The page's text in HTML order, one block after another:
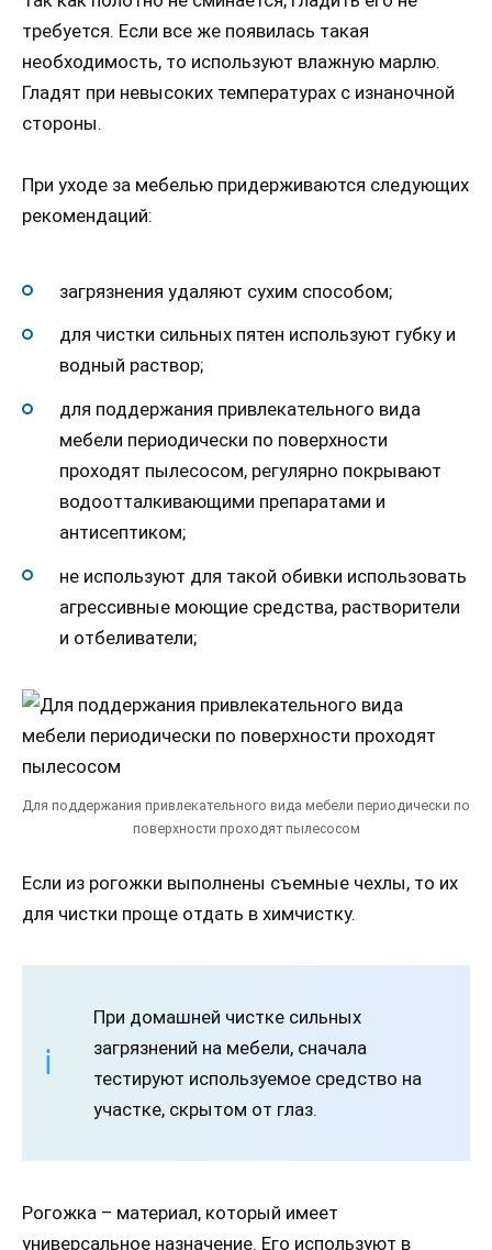
требуется. Если все же появилась такая
необходимость, то используют влажную марлю.
Гладят при невысоких температурах с изнаночной
стороны.
При уходе за мебелью придерживаются следующих
рекомендаций:
загрязнения удаляют сухим способом;
для чистки сильных пятен используют губку и
водный раствор;
для поддержания привлекательного вида
мебели периодически по поверхности
проходят пылесосом, регулярно покрывают
водоотталкивающими препаратами и
антисептиком;
не используют для такой обивки использовать
агрессивные моющие средства, растворители
и отбеливатели;
Для поддержания привлекательного вида мебели периодически по
поверхности проходят пылесосом
Если из рогожки выполнены съемные чехлы, то их
для чистки проще отдать в химчистку.
При домашней чистке сильных
загрязнений на мебели, сначала
тестируют используемое средство на
участке, скрытом от глаз.
Рогожка – материал, который имеет
универсальное назначение. Его используют в